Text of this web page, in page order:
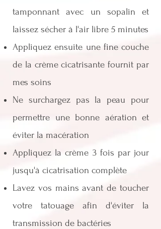
tamponnant avec un sopalin et
laissez sécher à l'air libre 5 minutes
Appliquez ensuite une fine couche
de la crème cicatrisante fournit par
mes soins
Ne surchargez pas la peau pour
permettre une bonne aération et
éviter la macération
Appliquez la crème 3 fois par jour
jusqu'à cicatrisation complète
Lavez vos mains avant de toucher
votre tatouage afin d'éviter la
transmission de bactéries